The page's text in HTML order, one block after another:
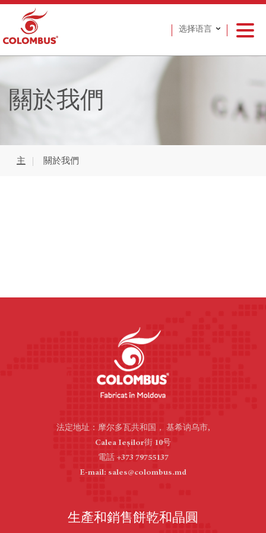
选择语言
關於我們
主 關於我們
法定地址：摩尔多瓦共和国， 基希讷乌市,
Calea Ieșilor街 10号
電話 +373 79755137
E-mail: sales@colombus.md
生產和銷售餅乾和晶圓